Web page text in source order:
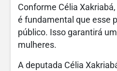
Conforme Célia
é fundamental que esse
público. Isso garantirá
mulheres.
A deputada Célia